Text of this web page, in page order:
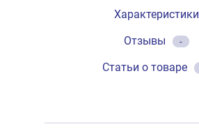
Характеристики
Отзывы
-
Статьи о товаре